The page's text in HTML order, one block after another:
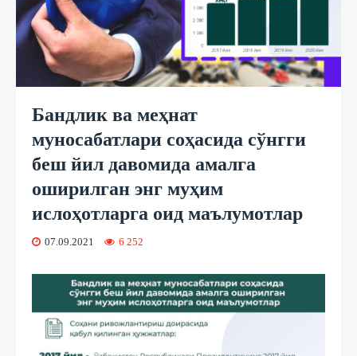
Бандлик ва меҳнат
муносабатлари соҳасида сўнгги
беш йил давомида амалга
оширилган энг муҳим
ислоҳотларга оид маълумотлар
07.09.2021 6 252